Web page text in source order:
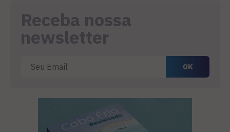
Receba nossa
newsletter